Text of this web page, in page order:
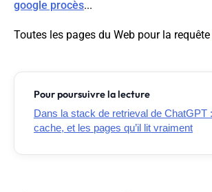
google procès...
Toutes les pages du Web pour la requête
Pour poursuivre la lecture
Dans la stack de retrieval de ChatGPT
cache, et les pages qu’il lit vraiment